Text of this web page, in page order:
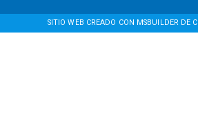
SITIO WEB CREADO CON MSBUILDER DE